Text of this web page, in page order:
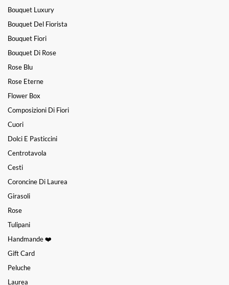
Bouquet Luxury
Bouquet Del Fiorista
Bouquet Fiori
Bouquet Di Rose
Rose Blu
Rose Eterne
Flower Box
Composizioni Di Fiori
Cuori
Dolci E Pasticcini
Centrotavola
Cesti
Coroncine Di Laurea
Girasoli
Rose
Tulipani
Handmande ❤️
Gift Card
Peluche
Laurea